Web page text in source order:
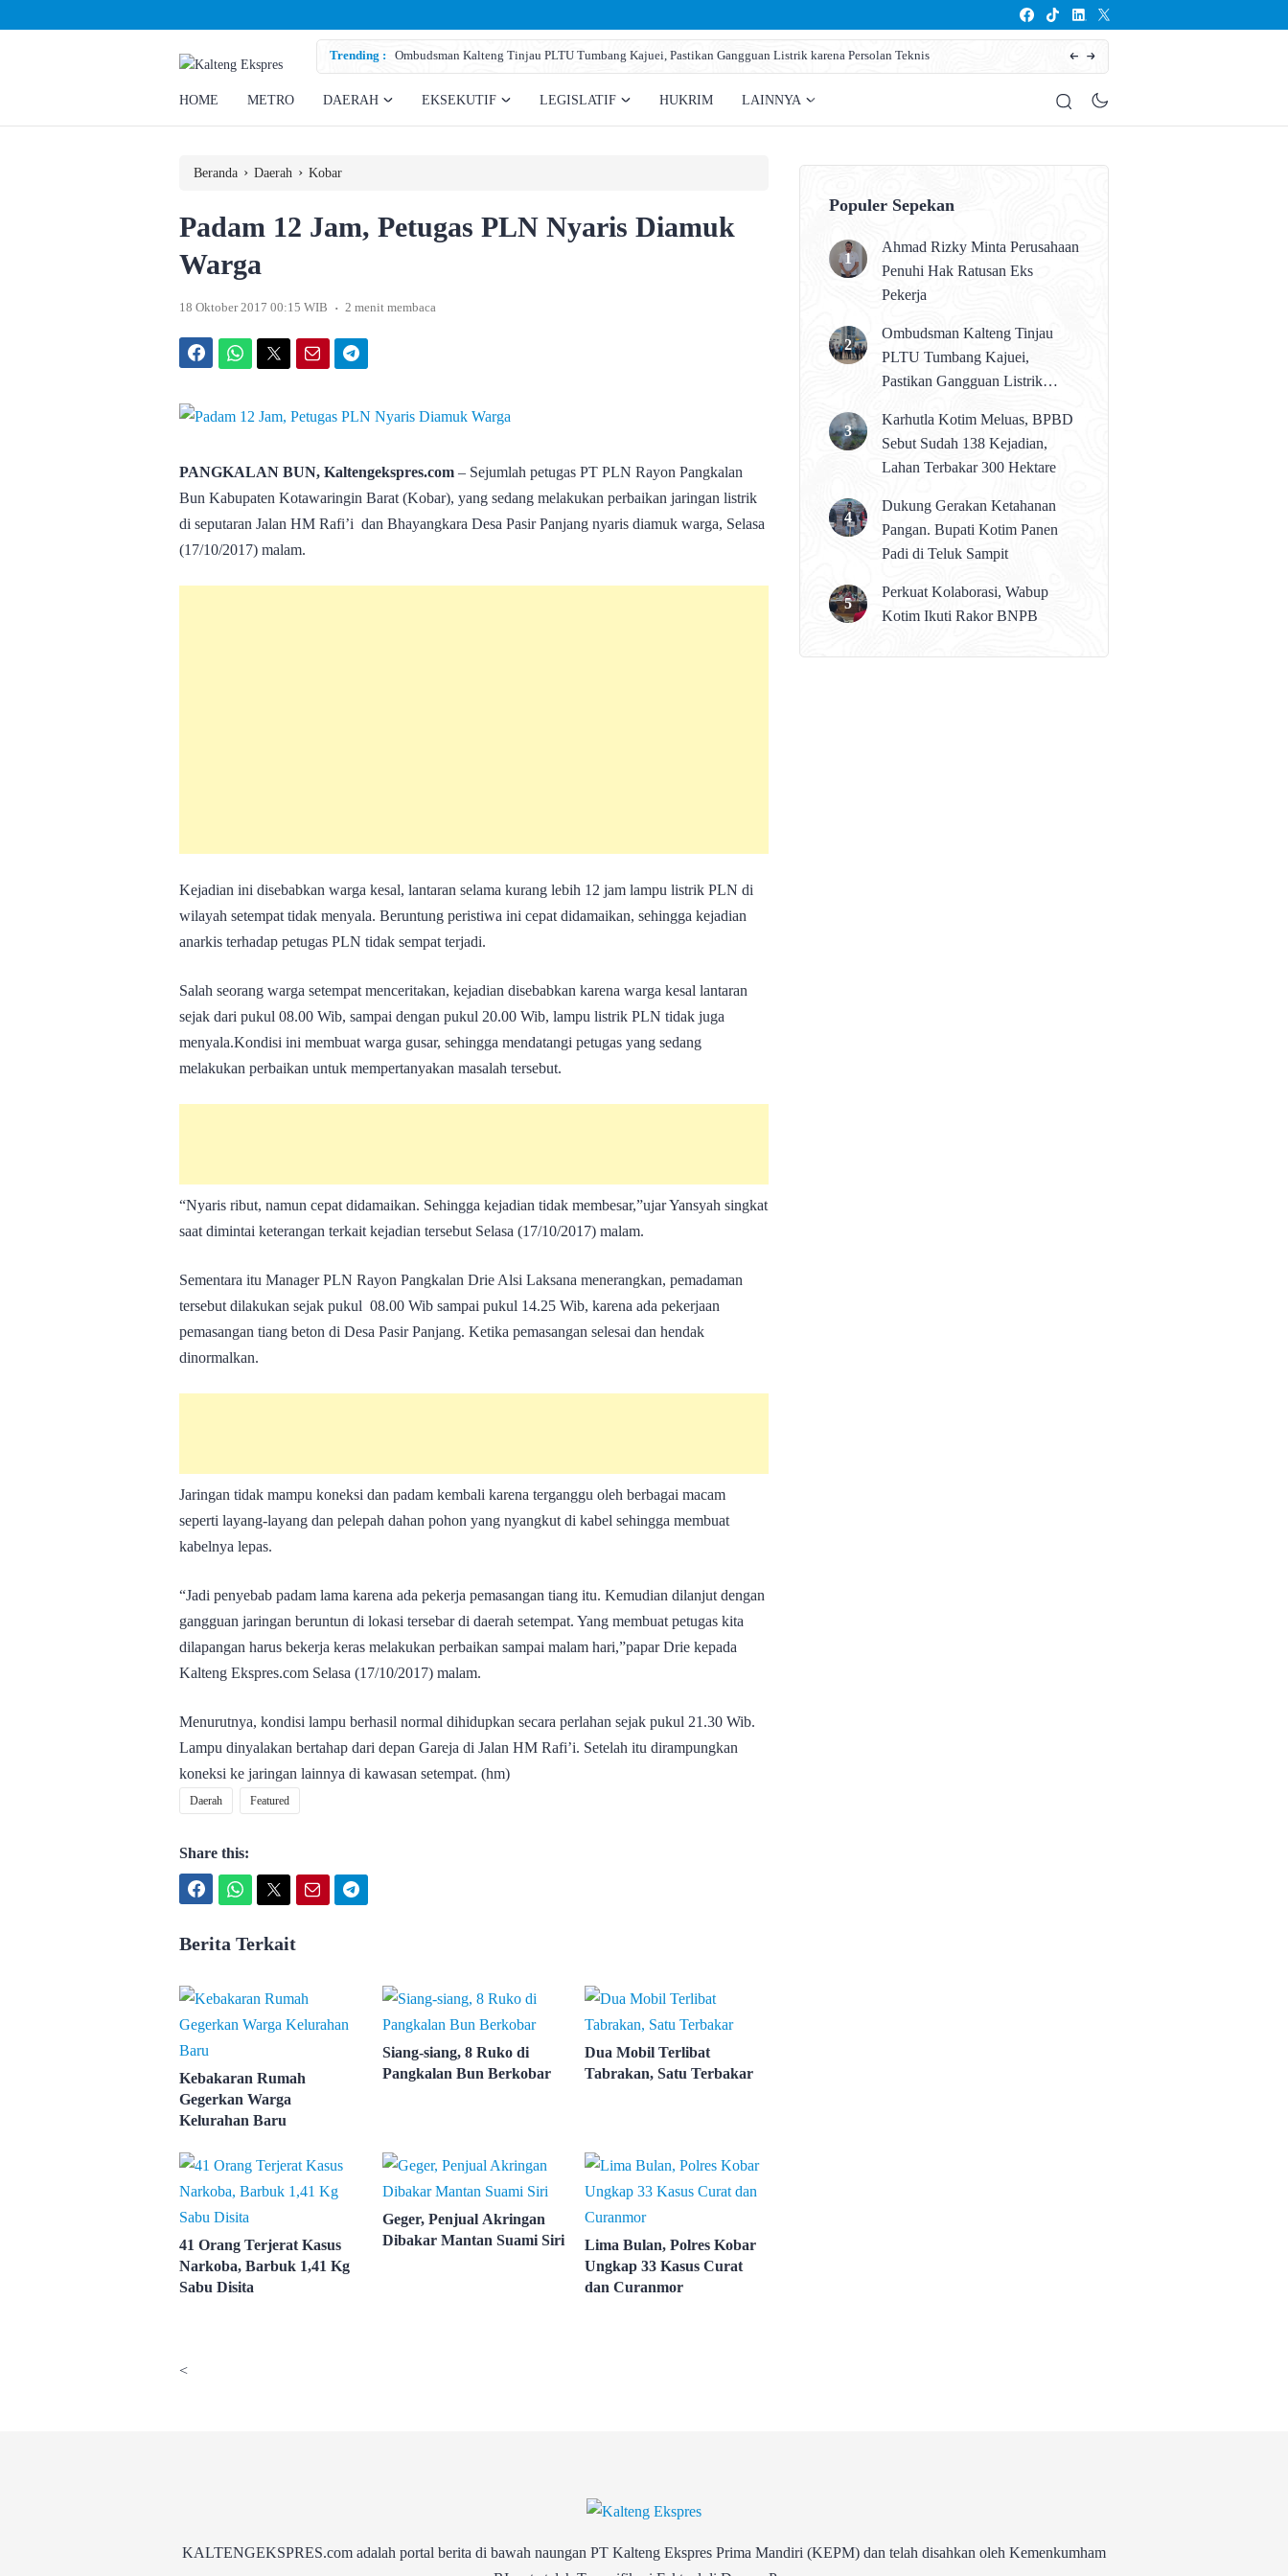
Trending : Ombudsman Kalteng Tinjau PLTU Tumbang Kajuei, Pastikan Gangguan Listrik karena Persolan Teknis Karhutla Kotim Meluas, BPBD Sebut Sudah
HOME METRO DAERAH EKSEKUTIF LEGISLATIF HUKRIM LAINNYA
Beranda › Daerah › Kobar
Padam 12 Jam, Petugas PLN Nyaris Diamuk
Warga
18 Oktober 2017 00:15 WIB . 2 menit membaca
PANGKALAN BUN, Kaltengekspres.com – Sejumlah petugas PT PLN Rayon Pangkalan
Bun Kabupaten Kotawaringin Barat (Kobar), yang sedang melakukan perbaikan jaringan listrik
di seputaran Jalan HM Rafi’i dan Bhayangkara Desa Pasir Panjang nyaris diamuk warga, Selasa
(17/10/2017) malam.
Kejadian ini disebabkan warga kesal, lantaran selama kurang lebih 12 jam lampu listrik PLN di
wilayah setempat tidak menyala. Beruntung peristiwa ini cepat didamaikan, sehingga kejadian
anarkis terhadap petugas PLN tidak sempat terjadi.
Salah seorang warga setempat menceritakan, kejadian disebabkan karena warga kesal lantaran
sejak dari pukul 08.00 Wib, sampai dengan pukul 20.00 Wib, lampu listrik PLN tidak juga
menyala.Kondisi ini membuat warga gusar, sehingga mendatangi petugas yang sedang
melakukan perbaikan untuk mempertanyakan masalah tersebut.
“Nyaris ribut, namun cepat didamaikan. Sehingga kejadian tidak membesar,”ujar Yansyah singkat
saat dimintai keterangan terkait kejadian tersebut Selasa (17/10/2017) malam.
Sementara itu Manager PLN Rayon Pangkalan Drie Alsi Laksana menerangkan, pemadaman
tersebut dilakukan sejak pukul 08.00 Wib sampai pukul 14.25 Wib, karena ada pekerjaan
pemasangan tiang beton di Desa Pasir Panjang. Ketika pemasangan selesai dan hendak
dinormalkan.
Jaringan tidak mampu koneksi dan padam kembali karena terganggu oleh berbagai macam
seperti layang-layang dan pelepah dahan pohon yang nyangkut di kabel sehingga membuat
kabelnya lepas.
“Jadi penyebab padam lama karena ada pekerja pemasangan tiang itu. Kemudian dilanjut dengan
gangguan jaringan beruntun di lokasi tersebar di daerah setempat. Yang membuat petugas kita
dilapangan harus bekerja keras melakukan perbaikan sampai malam hari,”papar Drie kepada
Kalteng Ekspres.com Selasa (17/10/2017) malam.
Menurutnya, kondisi lampu berhasil normal dihidupkan secara perlahan sejak pukul 21.30 Wib.
Lampu dinyalakan bertahap dari depan Gareja di Jalan HM Rafi’i. Setelah itu dirampungkan
koneksi ke jaringan lainnya di kawasan setempat. (hm)
Daerah Featured
Share this:
Berita Terkait
Kebakaran Rumah
Gegerkan Warga
Kelurahan Baru
Siang-siang, 8 Ruko di
Pangkalan Bun Berkobar
Dua Mobil Terlibat
Tabrakan, Satu Terbakar
41 Orang Terjerat Kasus
Narkoba, Barbuk 1,41 Kg
Sabu Disita
Geger, Penjual Akringan
Dibakar Mantan Suami Siri
Lima Bulan, Polres Kobar
Ungkap 33 Kasus Curat
dan Curanmor
Populer Sepekan
Ahmad Rizky Minta Perusahaan
Penuhi Hak Ratusan Eks
Pekerja
Ombudsman Kalteng Tinjau
PLTU Tumbang Kajuei,
Pastikan Gangguan Listrik
Karhutla Kotim Meluas, BPBD
Sebut Sudah 138 Kejadian,
Lahan Terbakar 300 Hektare
Dukung Gerakan Ketahanan
Pangan. Bupati Kotim Panen
Padi di Teluk Sampit
Perkuat Kolaborasi, Wabup
Kotim Ikuti Rakor BNPB
<
KALTENGEKSPRES.com adalah portal berita di bawah naungan PT Kalteng Ekspres Prima Mandiri (KEPM) dan telah disahkan oleh Kemenkumham